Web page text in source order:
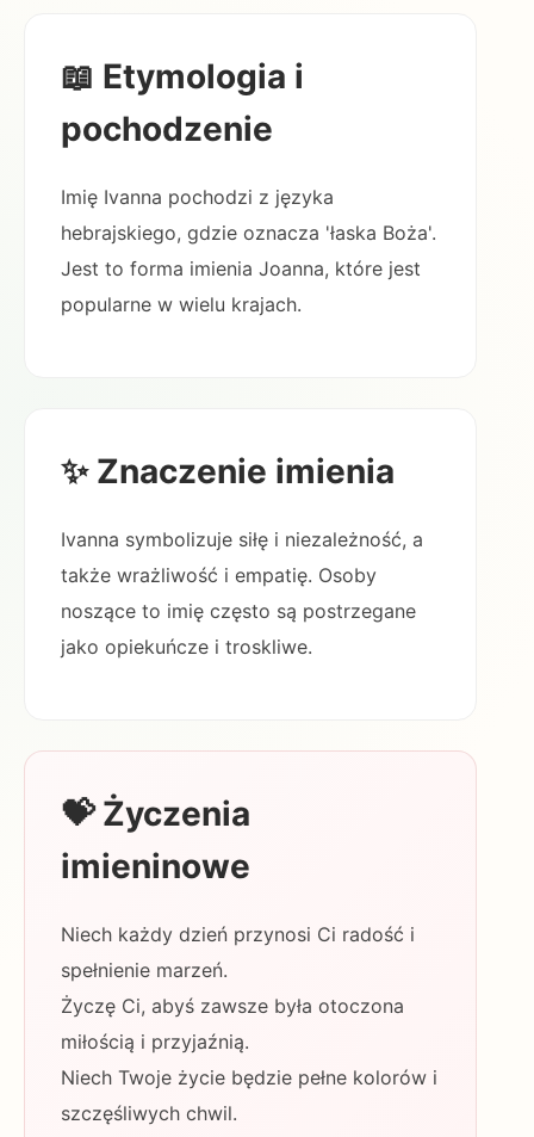
📖 Etymologia i
pochodzenie
Imię Ivanna pochodzi z języka
hebrajskiego, gdzie oznacza 'łaska Boża'.
Jest to forma imienia Joanna, które jest
popularne w wielu krajach.
✨ Znaczenie imienia
Ivanna symbolizuje siłę i niezależność, a
także wrażliwość i empatię. Osoby
noszące to imię często są postrzegane
jako opiekuńcze i troskliwe.
💝 Życzenia
imieninowe
Niech każdy dzień przynosi Ci radość i
spełnienie marzeń.
Życzę Ci, abyś zawsze była otoczona
miłością i przyjaźnią.
Niech Twoje życie będzie pełne kolorów i
szczęśliwych chwil.